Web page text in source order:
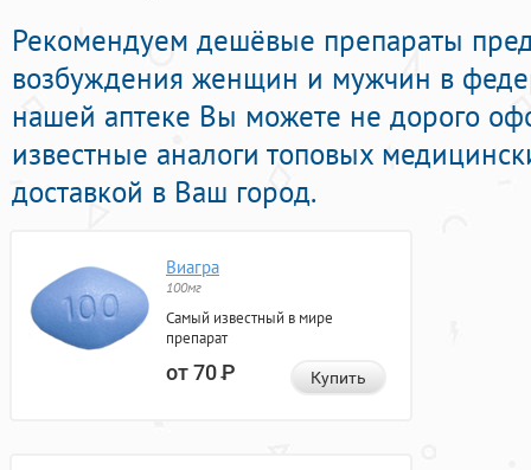
Рекомендуем дешёвые препараты
возбуждения женщин и мужчин в
нашей аптеке Вы можете не дорого
известные аналоги топовых
доставкой в Ваш город.
Виагра
100мг
Самый известный в мире
препарат
от 70Р Купить